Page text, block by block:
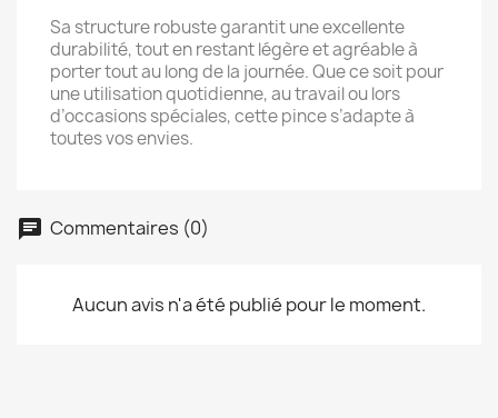
Sa structure robuste garantit une excellente
durabilité, tout en restant légère et agréable à
porter tout au long de la journée. Que ce soit pour
une utilisation quotidienne, au travail ou lors
d’occasions spéciales, cette pince s’adapte à
toutes vos envies.
Commentaires (0)
Aucun avis n'a été publié pour le moment.